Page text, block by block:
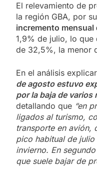
El relevamiento de
la región GBA, por
incremento mensual
1,9% de julio, lo que
de 32,5%, la menor
En el análisis
de agosto estuvo
por la baja de varios
detallando que “en
ligados al turismo,
transporte en avión,
pico habitual de
invierno. En
que suele bajar de